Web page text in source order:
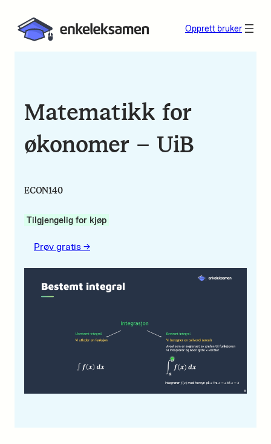
Opprett bruker
Matematikk for
økonomer – UiB
ECON140
Tilgjengelig for kjøp
Prøv gratis ->